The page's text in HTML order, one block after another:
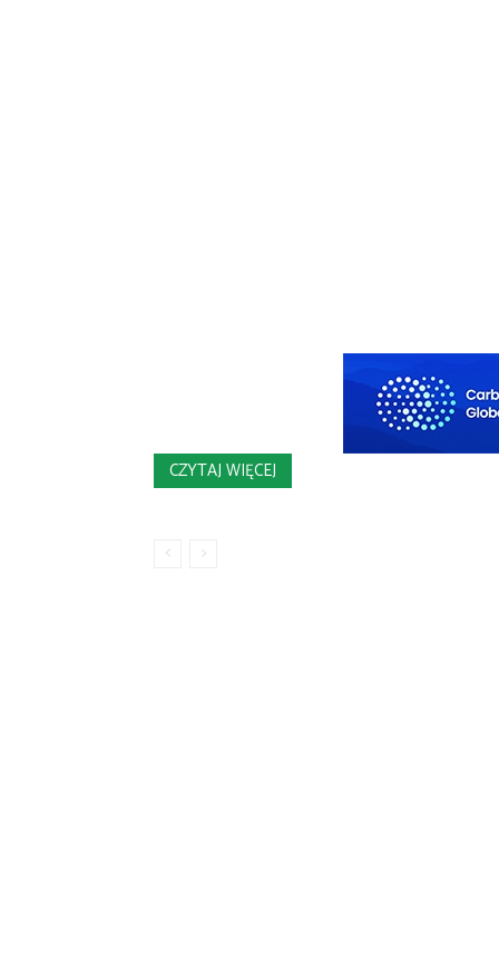
CZYTAJ WIĘCEJ